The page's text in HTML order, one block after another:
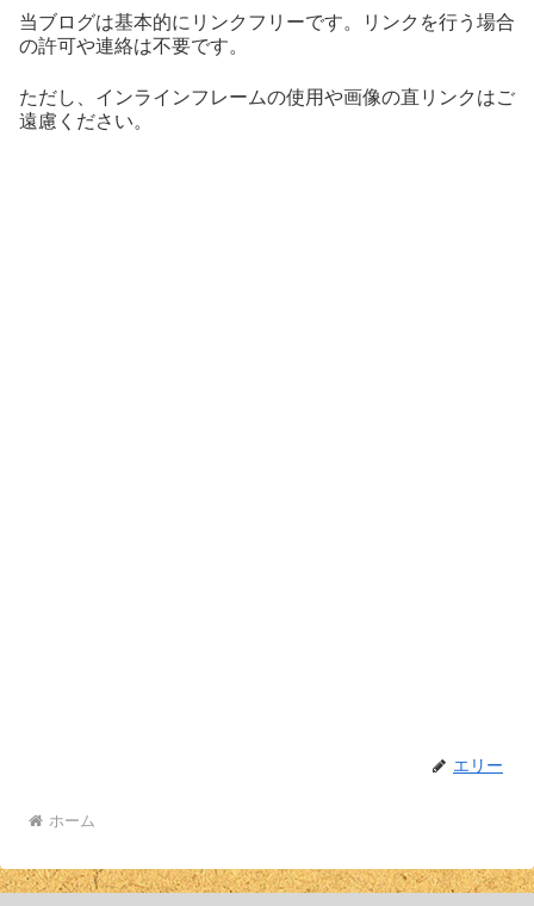
当ブログは基本的にリンクフリーです。リンクを行う場合
の許可や連絡は不要です。
ただし、インラインフレームの使用や画像の直リンクはご
遠慮ください。
エリー
ホーム